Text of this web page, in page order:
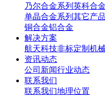
乃尔合金系列 英科合
单晶合金系列 其它产
铜合金铝合金
解决方案
航天科技非标定制 机
资讯动态
公司新闻行业动态
联系我们
联系我们地理位置